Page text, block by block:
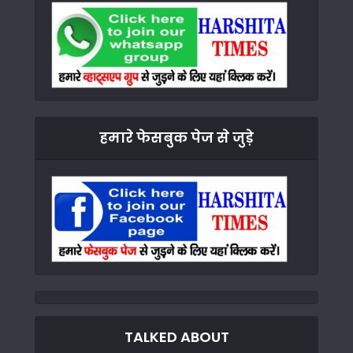
हमारे फेसबुक पेज से जुड़े
TALKED ABOUT